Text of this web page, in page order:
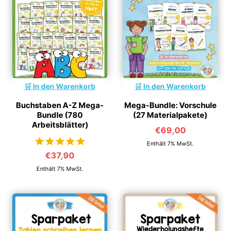
In den Warenkorb
Buchstaben A-Z Mega-
Bundle (780
Arbeitsblätter)
von 5
€37,90
Enthält 7% MwSt.
In den Warenkorb
Mega-Bundle: Vorschule
(27 Materialpakete)
€69,00
Enthält 7% MwSt.